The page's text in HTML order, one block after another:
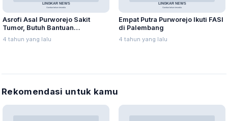
Asrofi Asal Purworejo Sakit
Tumor, Butuh Bantuan
Penanganan Khusus
4 tahun yang lalu
Empat Putra Purworejo Ikuti FASI
di Palembang
4 tahun yang lalu
Rekomendasi untuk kamu